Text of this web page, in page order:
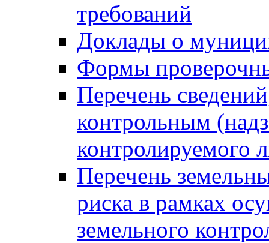
требований
Доклады о
Формы
Перечень
контрольным
контролируемого
Перечень
риска в рамках
земельного